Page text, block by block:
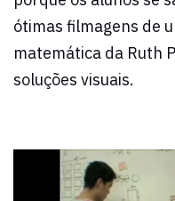
ótimas filmagens de
matemática da Ruth
soluções visuais.